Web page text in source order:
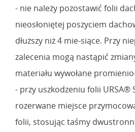
- nie należy pozostawić folii
nieosłoniętej poszyciem
dłuższy niż 4 mie-siące. Przy
zalecenia mogą nastąpić
materiału wywołane
- przy uszkodzeniu folii URSA®
rozerwane miejsce
folii, stosując taśmy